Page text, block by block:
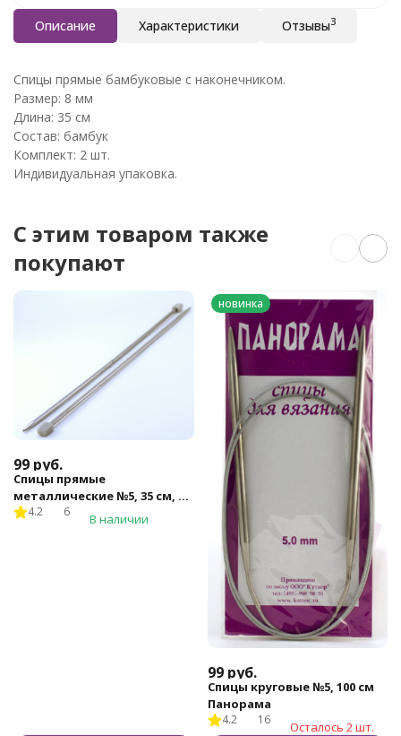
Описание Характеристики Отзывы3
Спицы прямые бамбуковые с наконечником.
Размер: 8 мм
Длина: 35 см
Состав: бамбук
Комплект: 2 шт.
Индивидуальная упаковка.
C этим товаром также
покупают
99 руб.
Спицы прямые
металлические №5, 35 см, 2
шт.4.2 6 В наличии
новинка
99 руб.
Спицы круговые №5, 100 см
Панорама
4.2 16 Осталось 2 шт.